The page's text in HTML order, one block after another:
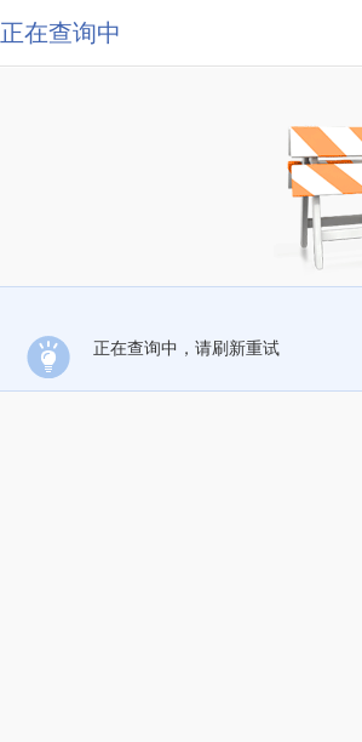
正在查询中
正在查询中，请刷新重试